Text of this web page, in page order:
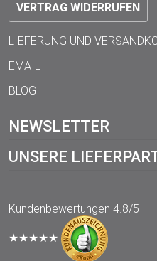
VERTRAG WIDERRUFEN
LIEFERUNG UND
EMAIL
BLOG
NEWSLETTER
UNSERE
Kundenbewertungen 4.8/5
★★★★★